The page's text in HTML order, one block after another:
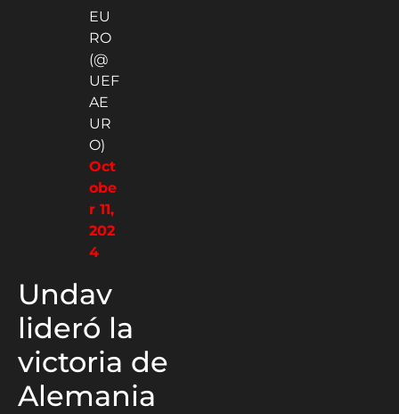
EU
RO
(@
UEF
AE
UR
O)
Oct
obe
r 11,
202
4
Undav
lideró la
victoria de
Alemania